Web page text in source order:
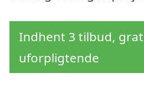
Indhent 3 tilbud,
uforpligtende